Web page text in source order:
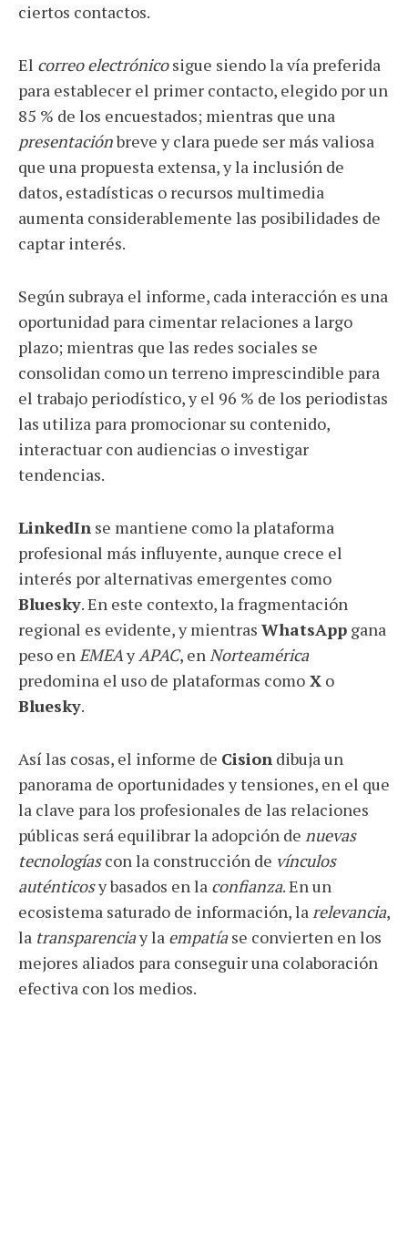
ciertos contactos.
El correo electrónicosigue siendo la vía preferida
para establecer el primer contacto, elegido por un
85 % de los encuestados; mientras que una
presentaciónbreve y clara puede ser más valiosa
que una propuesta extensa, y la inclusión de
datos, estadísticas o recursos multimedia
aumenta considerablemente las posibilidades de
captar interés.
Según subraya el informe, cada interacción es una
oportunidad para cimentar relaciones a largo
plazo; mientras que las redes sociales se
consolidan como un terreno imprescindible para
el trabajo periodístico, y el 96 % de los periodistas
las utiliza para promocionar su contenido,
interactuar con audiencias o investigar
tendencias.
LinkedIn se mantiene como la plataforma
profesional más influyente, aunque crece el
interés por alternativas emergentes como
Bluesky. En este contexto, la fragmentación
regional es evidente, y mientras WhatsApp gana
peso enEMEAyAPAC, enNorteamérica
predomina el uso de plataformas como X o
Bluesky.
Así las cosas, el informe de Cision dibuja un
panorama de oportunidades y tensiones, en el que
la clave para los profesionales de las relaciones
públicas será equilibrar la adopción de nuevas
tecnologíascon la construcción de vínculos
auténticosy basados en la confianza. En un
ecosistema saturado de información, larelevancia,
la transparenciay la empatíase convierten en los
mejores aliados para conseguir una colaboración
efectiva con los medios.